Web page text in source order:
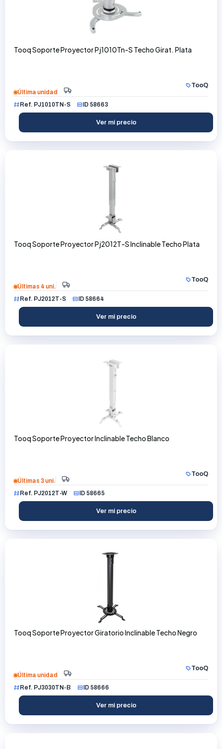
Tooq Soporte Proyector Pj1010Tn-S Techo Girat. Plata
TooQ
Última unidad
Ref. PJ1010TN-S
ID 58663
Ver mi precio
Tooq Soporte Proyector Pj2012T-S Inclinable Techo Plata
TooQ
Últimas 4 uni.
Ref. PJ2012T-S
ID 58664
Ver mi precio
Tooq Soporte Proyector Inclinable Techo Blanco
TooQ
Últimas 3 uni.
Ref. PJ2012T-W
ID 58665
Ver mi precio
Tooq Soporte Proyector Giratorio Inclinable Techo Negro
TooQ
Última unidad
Ref. PJ3030TN-B
ID 58666
Ver mi precio